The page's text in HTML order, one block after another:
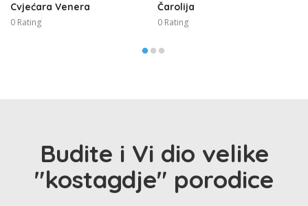
Cvjećara Venera
0 Rating
Čarolija
0 Rating
Budite i Vi dio velike
"kostagdje" porodice